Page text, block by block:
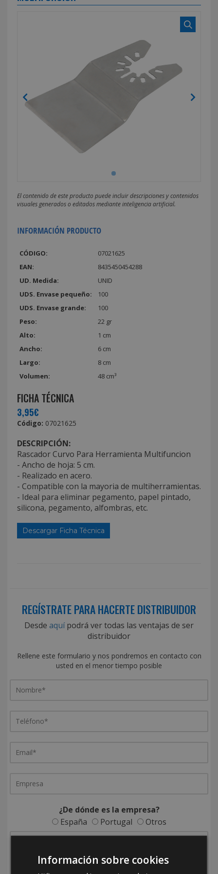
El contenido de este producto puede incluir descripciones y contenidos
visuales generados o editados mediante inteligencia artificial.
INFORMACIÓN PRODUCTO
CÓDIGO:
07021625
EAN:
8435450454288
UD. Medida:
UNID
UDS. Envase pequeño:
100
UDS. Envase grande:
100
Peso:
22 gr
Alto:
1 cm
Ancho:
6 cm
Largo:
8 cm
Volumen:
48 cm³
FICHA TÉCNICA
3,95€
Código: 07021625
DESCRIPCIÓN:
Rascador Curvo Para Herramienta Multifuncion
- Ancho de hoja: 5 cm.
- Realizado en acero.
- Compatible con la mayoria de multiherramientas.
- Ideal para eliminar pegamento, papel pintado,
silicona, pegamento, alfombras, etc.
Descargar Ficha Técnica
REGÍSTRATE PARA HACERTE DISTRIBUIDOR
Desde aquípodrá ver todas las ventajas de ser
distribuidor
Rellene este formulario y nos pondremos en contacto con
usted en el menor tiempo posible
¿De dónde es la empresa?
España
Portugal Otros
Información sobre cookies